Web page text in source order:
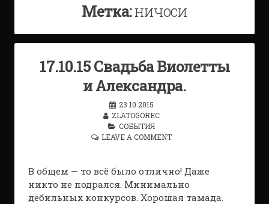
Метка:ничоси
17.10.15 Свадьба Виолетты
и Александра.
23.10.2015
ZLATOGOREC
СОБЫТИЯ
LEAVE A COMMENT
В общем — то всё было отлично! Даже
никто не подрался. Минимально
дебильных конкурсов. Хорошая тамада.